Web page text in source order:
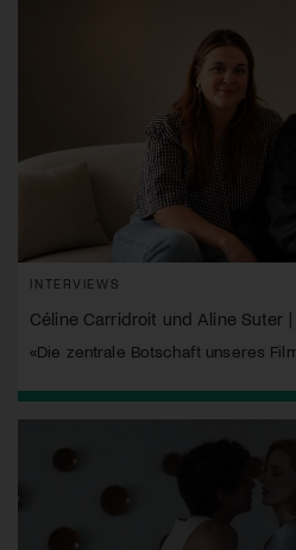
INTERVIEWS
Céline Carridroit und Aline Suter |
«Die zentrale Botschaft unseres